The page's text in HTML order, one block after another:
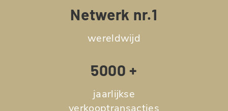
Netwerk nr.1
wereldwijd
5000 +
jaarlijkse
verkooptransacties